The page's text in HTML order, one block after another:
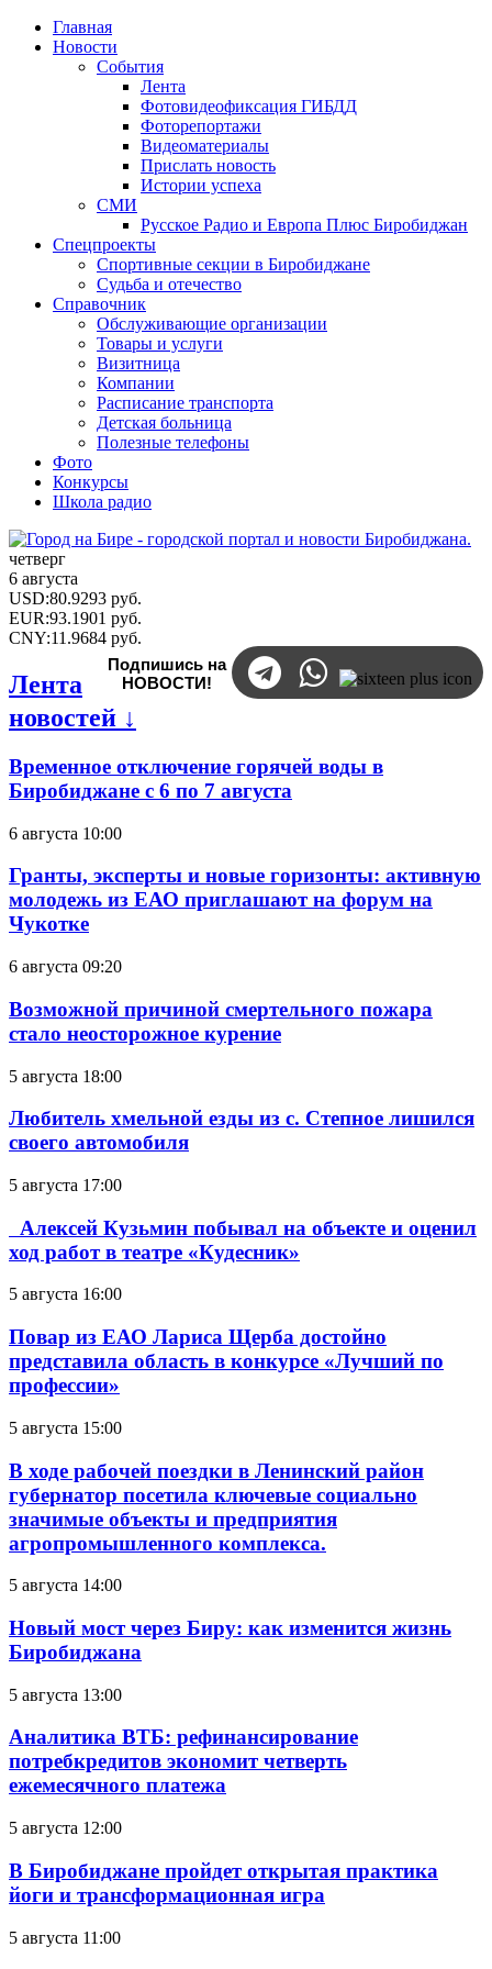
Главная
Новости
События
Лента
Фотовидеофиксация ГИБДД
Фоторепортажи
Видеоматериалы
Прислать новость
Истории успеха
СМИ
Русское Радио и Европа Плюс Биробиджан
Спецпроекты
Спортивные секции в Биробиджане
Судьба и отечество
Справочник
Обслуживающие организации
Товары и услуги
Визитница
Компании
Расписание транспорта
Детская больница
Полезные телефоны
Фото
Конкурсы
Школа радио
четверг
6 августа
USD:80.9293 руб.
EUR:93.1901 руб.
CNY:11.9684 руб.
Подпишись на
НОВОСТИ!
Лента
новостей ↓
Временное отключение горячей воды в
Биробиджане с 6 по 7 августа
6 августа 10:00
Гранты, эксперты и новые горизонты: активную
молодежь из ЕАО приглашают на форум на
Чукотке
6 августа 09:20
Возможной причиной смертельного пожара
стало неосторожное курение
5 августа 18:00
Любитель хмельной езды из с. Степное лишился
своего автомобиля
5 августа 17:00
Алексей Кузьмин побывал на объекте и оценил
ход работ в театре «Кудесник»
5 августа 16:00
Повар из ЕАО Лариса Щерба достойно
представила область в конкурсе «Лучший по
профессии»
5 августа 15:00
В ходе рабочей поездки в Ленинский район
губернатор посетила ключевые социально
значимые объекты и предприятия
агропромышленного комплекса.
5 августа 14:00
Новый мост через Биру: как изменится жизнь
Биробиджана
5 августа 13:00
Аналитика ВТБ: рефинансирование
потребкредитов экономит четверть
ежемесячного платежа
5 августа 12:00
В Биробиджане пройдет открытая практика
йоги и трансформационная игра
5 августа 11:00